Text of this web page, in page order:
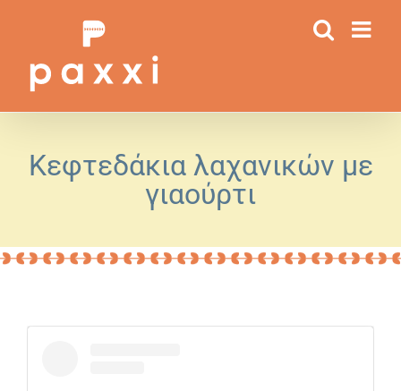
περιεχόμενο
Κεφτεδάκια λαχανικών με
γιαούρτι